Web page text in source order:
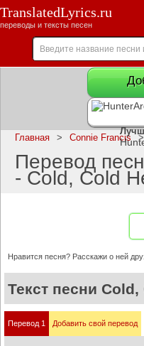
TranslatedLyrics.ru
переводы и тексты песен
Главная > Connie Francis >
Перевод
- Cold, Cold
Нравится песня? Расскажи о ней
Текст песни
Перевод 1 Добавить свой перевод